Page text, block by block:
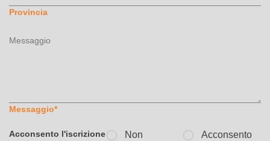
Provincia
Messaggio*
Acconsento l'iscrizione
Non
Acconsento